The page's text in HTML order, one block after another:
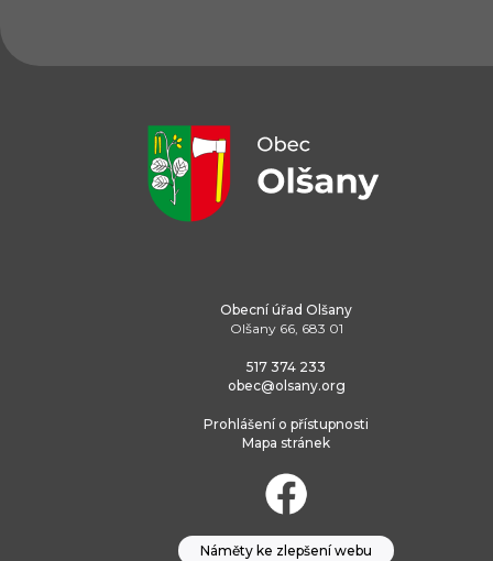
Obecní úřad Olšany
Olšany 66, 683 01
517 374 233
obec@olsany.org
Prohlášení o přístupnosti
Mapa stránek
Náměty ke zlepšení webu